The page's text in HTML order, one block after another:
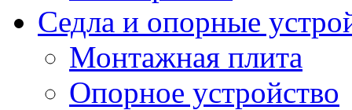
Седла и опорные
Монтажная плита
Опорное устройство